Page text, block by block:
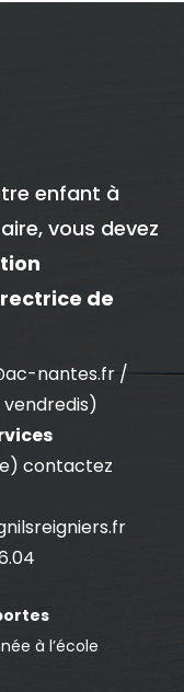
enfant à
vous devez
de
nantes.fr/
vendredis)
contactez
à l’école